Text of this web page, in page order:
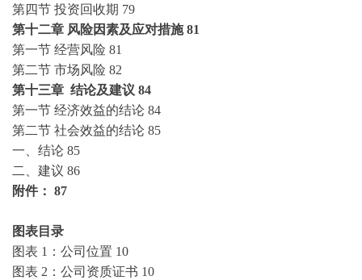
第四节 投资回收期 79
第十二章 风险因素及应对措施 81
第一节 经营风险 81
第二节 市场风险 82
第十三章 结论及建议 84
第一节 经济效益的结论 84
第二节 社会效益的结论 85
一、结论 85
二、建议 86
附件： 87
图表目录
图表 1：公司位置 10
图表 2：公司资质证书 10